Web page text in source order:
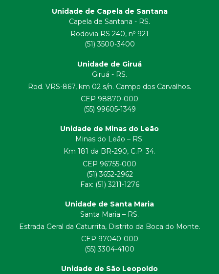
Unidade de Capela de Santana
Capela de Santana - RS.
Rodovia RS 240, nº 921
(51) 3500-3400
Unidade de Giruá
Giruá - RS.
Rod. VRS-867, km 02 s/n. Campo dos Carvalhos.
CEP 98870-000
(55) 99605-1349
Unidade de Minas do Leão
Minas do Leão – RS.
Km 181 da BR-290, C.P. 34.
CEP 96755-000
(51) 3652-2962
Fax: (51) 3211-1276
Unidade de Santa Maria
Santa Maria – RS.
Estrada Geral da Caturrita, Distrito da Boca do Monte.
CEP 97040-000
(55) 3304-4100
Unidade de São Leopoldo